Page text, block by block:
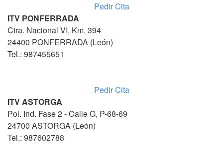
Pedir Cita
ITV PONFERRADA
Ctra. Nacional VI, Km. 394
24400 PONFERRADA (León)
Tel.: 987455651
Pedir Cita
ITV ASTORGA
Pol. Ind. Fase 2 - Calle G, P-68-69
24700 ASTORGA (León)
Tel.: 987602788